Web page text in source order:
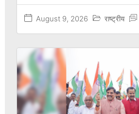
August 9, 2026 राष्ट्रीय